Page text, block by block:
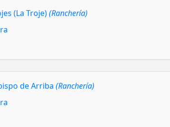
(La Troje)(Ranchería)
de Arriba (Ranchería)